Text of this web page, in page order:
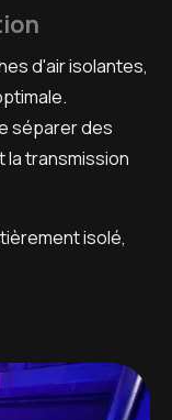
d'air isolantes,
séparer des
la transmission
isolé,